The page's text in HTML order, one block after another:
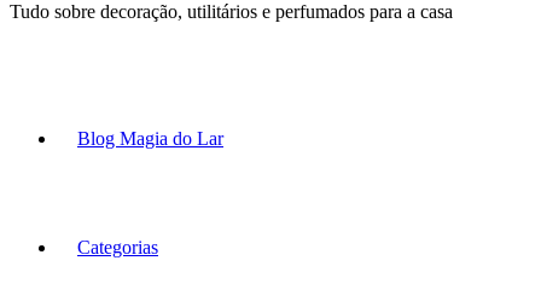
Tudo sobre decoração, utilitários e perfumados para a casa
Blog Magia do Lar
Categorias